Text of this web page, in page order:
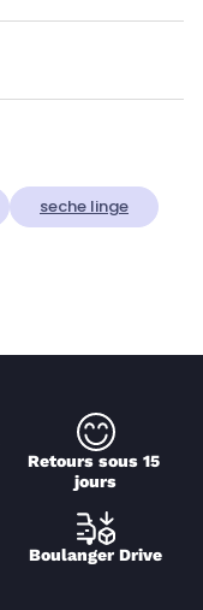
seche linge
Retours sous 15
jours
Boulanger Drive